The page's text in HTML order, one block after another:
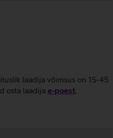
laadija võimsus on 15-45
osta laadija e‑poest.